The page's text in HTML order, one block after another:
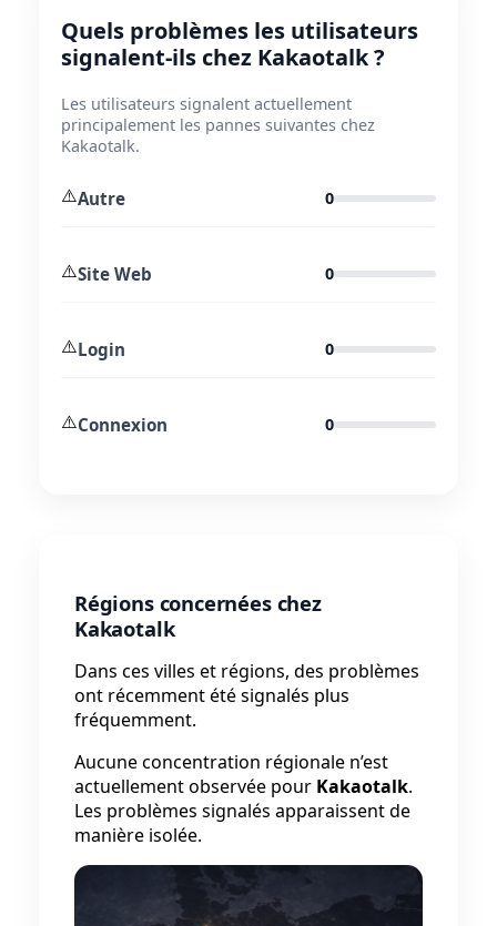
Quels problèmes les utilisateurs
signalent-ils chez Kakaotalk ?
Les utilisateurs signalent actuellement
principalement les pannes suivantes chez
Kakaotalk.
⚠️Autre 0
⚠️Site Web 0
⚠️Login 0
⚠️Connexion 0
Régions concernées chez
Kakaotalk
Dans ces villes et régions, des problèmes
ont récemment été signalés plus
fréquemment.
Aucune concentration régionale n’est
actuellement observée pour Kakaotalk.
Les problèmes signalés apparaissent de
manière isolée.